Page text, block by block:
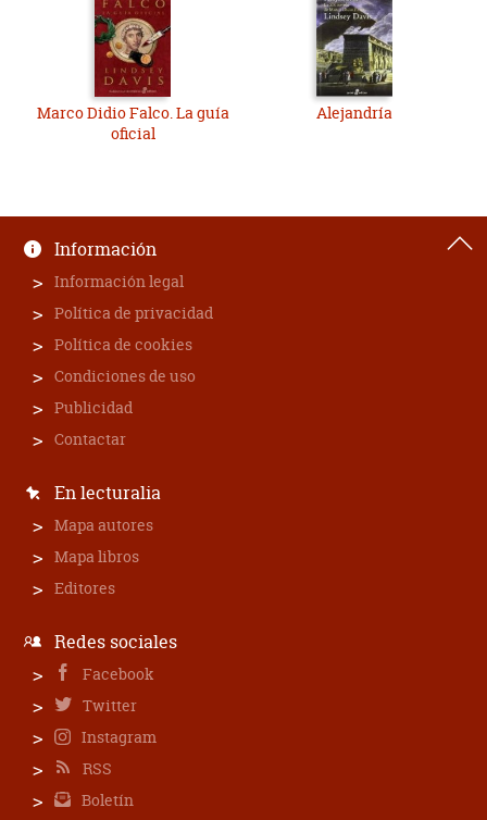
Marco Didio Falco. La guía
oficial
Alejandría
Información
Información legal
Política de privacidad
Política de cookies
Condiciones de uso
Publicidad
Contactar
En lecturalia
Mapa autores
Mapa libros
Editores
Redes sociales
Facebook
Twitter
Instagram
RSS
Boletín